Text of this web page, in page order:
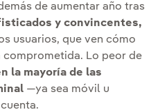
de aumentar año tras
y convincentes,
usuarios, que ven cómo
comprometida. Lo peor de
la mayoría de las
—ya sea móvil u